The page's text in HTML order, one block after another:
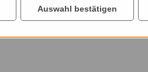
Auswahl bestätigen